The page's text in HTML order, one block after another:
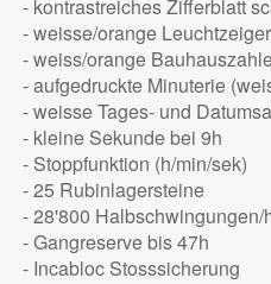
- kontrastreiches Zifferblatt
- weisse/orange
- weiss/orange
- aufgedruckte Minuterie
- weisse Tages- und
- kleine Sekunde bei 9h
- Stoppfunktion (h/min/sek)
- 25 Rubinlagersteine
- 28'800 Halbschwingungen/
- Gangreserve bis 47h
- Incabloc Stosssicherung